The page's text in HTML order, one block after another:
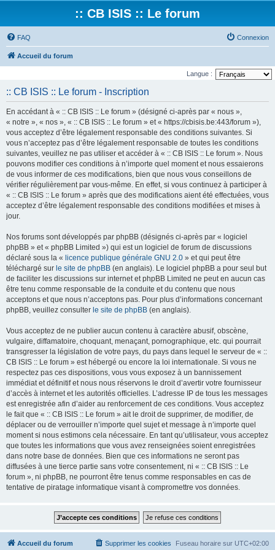
:: CB ISIS :: Le forum
FAQ Connexion
Accueil du forum
Langue :
:: CB ISIS :: Le forum - Inscription
En accédant à « :: CB ISIS :: Le forum » (désigné ci-après par « nous »,
« notre », « nos », « :: CB ISIS :: Le forum » et « https://cbisis.be:443/forum »),
vous acceptez d’être légalement responsable des conditions suivantes. Si
vous n’acceptez pas d’être légalement responsable de toutes les conditions
suivantes, veuillez ne pas utiliser et accéder à « :: CB ISIS :: Le forum ». Nous
pouvons modifier ces conditions à n’importe quel moment et nous essaierons
de vous informer de ces modifications, bien que nous vous conseillons de
vérifier régulièrement par vous-même. En effet, si vous continuez à participer à
« :: CB ISIS :: Le forum » après que des modifications aient été effectuées, vous
acceptez d’être légalement responsable des conditions modifiées et mises à
jour.
Nos forums sont développés par phpBB (désignés ci-après par « logiciel
phpBB » et « phpBB Limited ») qui est un logiciel de forum de discussions
déclaré sous la « licence publique générale GNU 2.0 » et qui peut être
téléchargé sur le site de phpBB (en anglais). Le logiciel phpBB a pour seul but
de faciliter les discussions sur internet et phpBB Limited ne peut en aucun cas
être tenu comme responsable de la conduite et du contenu que nous
acceptons et que nous n’acceptons pas. Pour plus d’informations concernant
phpBB, veuillez consulter le site de phpBB (en anglais).
Vous acceptez de ne publier aucun contenu à caractère abusif, obscène,
vulgaire, diffamatoire, choquant, menaçant, pornographique, etc. qui pourrait
transgresser la législation de votre pays, du pays dans lequel le serveur de « ::
CB ISIS :: Le forum » est hébergé ou encore la loi internationale. Si vous ne
respectez pas ces dispositions, vous vous exposez à un bannissement
immédiat et définitif et nous nous réservons le droit d’avertir votre fournisseur
d’accès à internet et les autorités officielles. L’adresse IP de tous les messages
est enregistrée afin d’aider au renforcement de ces conditions. Vous acceptez
le fait que « :: CB ISIS :: Le forum » ait le droit de supprimer, de modifier, de
déplacer ou de verrouiller n’importe quel sujet et message à n’importe quel
moment si nous estimons cela nécessaire. En tant qu’utilisateur, vous acceptez
que toutes les informations que vous avez renseignées soient enregistrées
dans notre base de données. Bien que ces informations ne seront pas
diffusées à une tierce partie sans votre consentement, ni « :: CB ISIS :: Le
forum », ni phpBB, ne pourront être tenus comme responsables en cas de
tentative de piratage informatique visant à compromettre vos données.
Accueil du forum Fuseau horaire sur UTC+02:00
Supprimer les cookies